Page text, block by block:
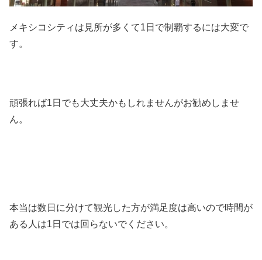
メキシコシティは見所が多くて1日で制覇するには大変で
す。
頑張れば1日でも大丈夫かもしれませんがお勧めしませ
ん。
本当は数日に分けて観光した方が満足度は高いので時間が
ある人は1日では回らないでください。